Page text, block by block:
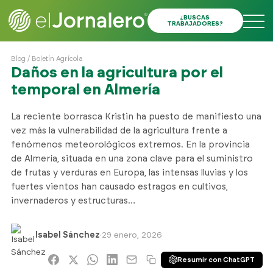
¿BUSCAS
TRABAJADORES?
Blog / Boletín Agrícola
Daños en la agricultura por el
temporal en Almería
La reciente borrasca Kristin ha puesto de manifiesto una
vez más la vulnerabilidad de la agricultura frente a
fenómenos meteorológicos extremos. En la provincia
de Almería, situada en una zona clave para el suministro
de frutas y verduras en Europa, las intensas lluvias y los
fuertes vientos han causado estragos en cultivos,
invernaderos y estructuras…
Isabel Sánchez·29 enero, 2026
Resumir con ChatGPT